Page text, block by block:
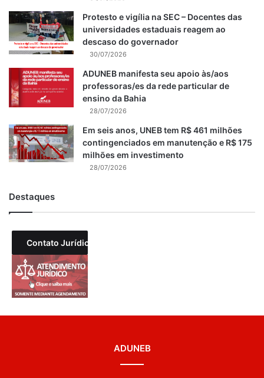
Protesto e vigília na SEC – Docentes das
universidades estaduais reagem ao
descaso do governador
30/07/2026
ADUNEB manifesta seu apoio às/aos
professoras/es da rede particular de
ensino da Bahia
28/07/2026
Em seis anos, UNEB tem R$ 461 milhões
contingenciados em manutenção e R$ 175
milhões em investimento
28/07/2026
Destaques
Contato Jurídico
ADUNEB